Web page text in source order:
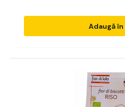
Adaugă în